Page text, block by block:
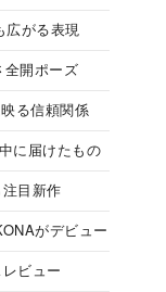
がる表現
全開ポーズ
る信頼関係
に届けたもの
目新作
がデビュー
ビュー